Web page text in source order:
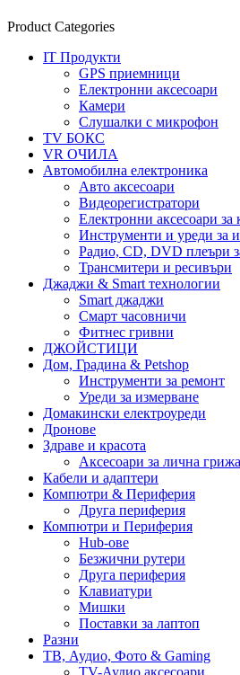
Product Categories
IT Продукти
GPS приемници
Електронни аксесоари
Камери
Слушалки с микрофон
TV БОКС
VR ОЧИЛА
Автомобилна електроника
Авто аксесоари
Видеорегистратори
Електронни аксесоари за
Инструменти и уреди за
Радио, CD, DVD плеъри
Трансмитери и ресивъри
Джаджи & Smart технологии
Smart джаджи
Смарт часовничи
Фитнес гривни
ДЖОЙСТИЦИ
Дом, Градина & Petshop
Инструменти за ремонт
Уреди за измерване
Домакински електроуреди
Дронове
Здраве и красота
Аксесоари за лична грижа
Кабели и адаптери
Компютри & Периферия
Друга периферия
Компютри и Периферия
Hub-ове
Безжични рутери
Друга периферия
Клавиатури
Мишки
Поставки за лаптоп
Разни
ТВ, Аудио, Фото & Gaming